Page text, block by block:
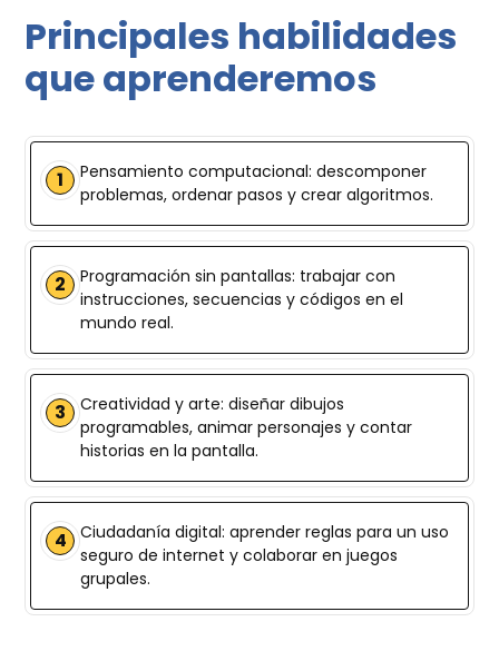
Principales habilidades
que aprenderemos
1
Pensamiento computacional: descomponer
problemas, ordenar pasos y crear algoritmos.
2
Programación sin pantallas: trabajar con
instrucciones, secuencias y códigos en el
mundo real.
3
Creatividad y arte: diseñar dibujos
programables, animar personajes y contar
historias en la pantalla.
4
Ciudadanía digital: aprender reglas para un uso
seguro de internet y colaborar en juegos
grupales.